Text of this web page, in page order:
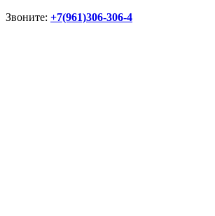
Звоните: +7(961)306-306-4